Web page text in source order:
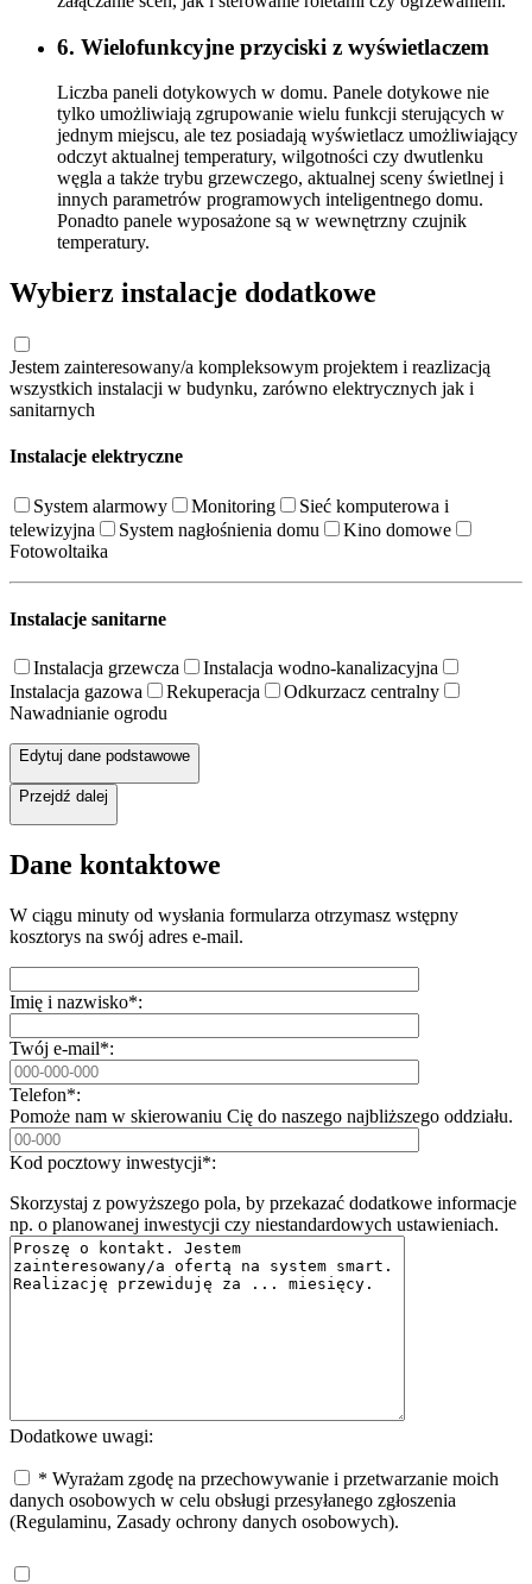
6. Wielofunkcyjne przyciski z wyświetlaczem
Liczba paneli dotykowych w domu. Panele dotykowe nie
tylko umożliwiają zgrupowanie wielu funkcji sterujących w
jednym miejscu, ale tez posiadają wyświetlacz umożliwiający
odczyt aktualnej temperatury, wilgotności czy dwutlenku
węgla a także trybu grzewczego, aktualnej sceny świetlnej i
innych parametrów programowych inteligentnego domu.
Ponadto panele wyposażone są w wewnętrzny czujnik
temperatury.
Wybierz instalacje dodatkowe
Jestem zainteresowany/a kompleksowym projektem i reazlizacją
wszystkich instalacji w budynku, zarówno elektrycznych jak i
sanitarnych
Instalacje elektryczne
System alarmowy Monitoring
Sieć komputerowa i
telewizyjna
System nagłośnienia domu
Kino domowe
Fotowoltaika
Instalacje sanitarne
Instalacja grzewcza
Instalacja wodno-kanalizacyjna
Instalacja gazowa
Rekuperacja
Odkurzacz centralny
Nawadnianie ogrodu
Edytuj dane podstawowe
Przejdź dalej
Dane kontaktowe
W ciągu minuty od wysłania formularza otrzymasz wstępny
kosztorys na swój adres e-mail.
Imię i nazwisko*:
Twój e-mail*:
Telefon*:
Pomoże nam w skierowaniu Cię do naszego najbliższego oddziału.
Kod pocztowy inwestycji*:
Skorzystaj z powyższego pola, by przekazać dodatkowe informacje
np. o planowanej inwestycji czy niestandardowych ustawieniach.
Dodatkowe uwagi:
* Wyrażam zgodę na przechowywanie i przetwarzanie moich
danych osobowych w celu obsługi przesyłanego zgłoszenia
(Regulaminu, Zasady ochrony danych osobowych).